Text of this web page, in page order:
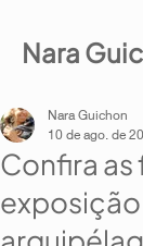
Nara
Confira as
Nara Guichon
10 de ago. de